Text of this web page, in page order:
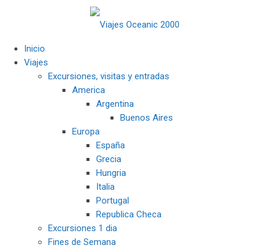
Inicio
Viajes
Excursiones, visitas y entradas
America
Argentina
Buenos Aires
Europa
España
Grecia
Hungria
Italia
Portugal
Republica Checa
Excursiones 1 dia
Fines de Semana